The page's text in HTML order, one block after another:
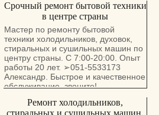
ремонтируем
холодильников,стиральных,сушильных,и
посудомоечных
машин,электродуховок,ремонт
электробойлеров
.телевизоры.компьютеры.кухонные
вытяжки.кондиционеры. Приезд и
диагностика бесплатно.Цена на
ремонт определена министерством
труда.Гарантия 3 года.Квитанция
Адрес Интернет-сайта:
ssvelektroniks.ucoz.com Контактная
Срочный ремонт бытовой техники
в центре страны
Мастер по ремонту бытовой
техники холодильников, духовок,
стиральных и сушильных машин по
центру страны. С 7:00-20:00. Опыт
работы 20 лет. ➢051-5533173
Александр. Быстрое и качественное
обслуживание, звоните!
Pемонт холодильников,
стиральных и сушильных машин,